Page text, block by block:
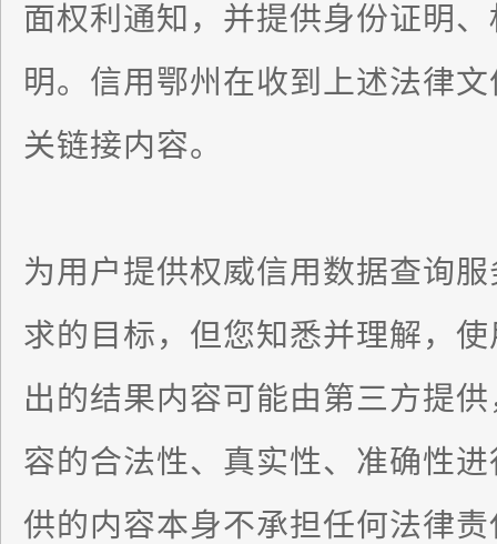
面权利通知，并提供身份证明
明。信用鄂州在收到上述法律
关链接内容。
为用户提供权威信用数据查询
求的目标，但您知悉并理解，
出的结果内容可能由第三方提
容的合法性、真实性、准确性
供的内容本身不承担任何法律